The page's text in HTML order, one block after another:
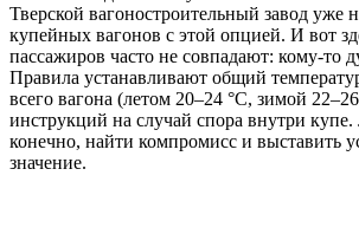
Тверской вагоностроительный завод уже
купейных вагонов с этой опцией. И вот
пассажиров часто не совпадают: кому-то
Правила устанавливают общий
всего вагона (летом 20–24 °C, зимой
инструкций на случай спора внутри купе.
конечно, найти компромисс и выставить
значение.